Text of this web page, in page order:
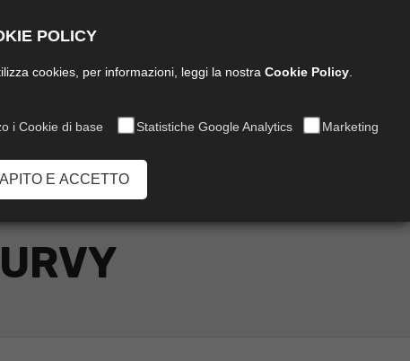
POLICY
cookies, per informazioni, leggi la nostra Cookie Policy
i Cookie di base Statistiche Google Analytics Marketing
E ACCETTO